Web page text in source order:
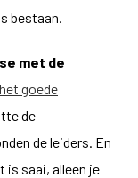
bestaan.
met de
goede
de
de leiders. En
is saai, alleen je